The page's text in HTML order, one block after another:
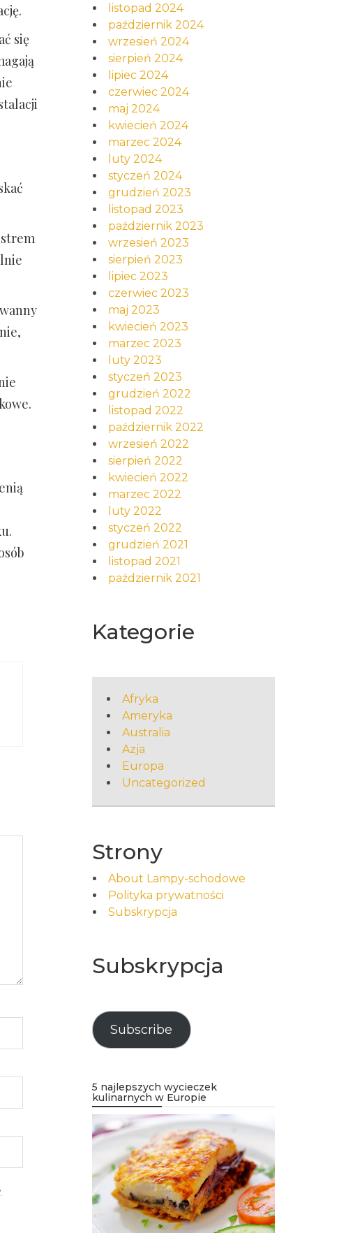
się
listopad 2024
październik 2024
wrzesień 2024
sierpień 2024
lipiec 2024
czerwiec 2024
maj 2024
kwiecień 2024
marzec 2024
luty 2024
styczeń 2024
grudzień 2023
listopad 2023
październik 2023
wrzesień 2023
sierpień 2023
lipiec 2023
czerwiec 2023
maj 2023
kwiecień 2023
marzec 2023
luty 2023
styczeń 2023
grudzień 2022
listopad 2022
październik 2022
wrzesień 2022
sierpień 2022
kwiecień 2022
marzec 2022
luty 2022
styczeń 2022
grudzień 2021
listopad 2021
październik 2021
Kategorie
Afryka
Ameryka
Australia
Azja
Europa
Uncategorized
Strony
About Lampy-schodowe
Polityka prywatności
Subskrypcja
Subskrypcja
Subscribe
5 najlepszych wycieczek
kulinarnych w Europie